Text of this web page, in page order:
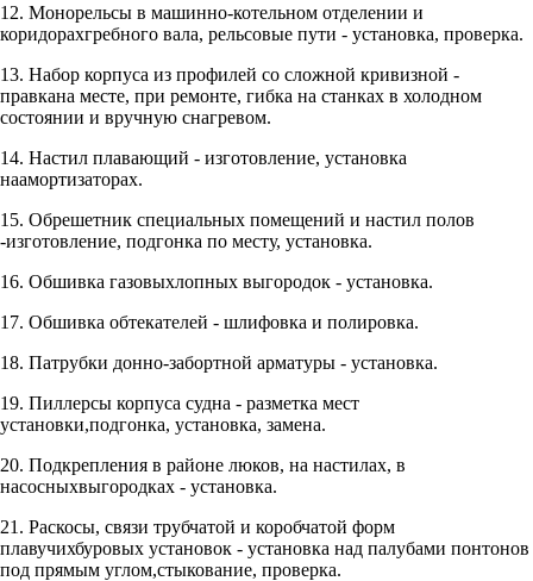
12. Монорельсы в машинно-котельном отделении и
коридорахгребного вала, рельсовые пути - установка, проверка.
13. Набор корпуса из профилей со сложной кривизной -
правкана месте, при ремонте, гибка на станках в холодном
состоянии и вручную снагревом.
14. Настил плавающий - изготовление, установка
наамортизаторах.
15. Обрешетник специальных помещений и настил полов
-изготовление, подгонка по месту, установка.
16. Обшивка газовыхлопных выгородок - установка.
17. Обшивка обтекателей - шлифовка и полировка.
18. Патрубки донно-забортной арматуры - установка.
19. Пиллерсы корпуса судна - разметка мест
установки,подгонка, установка, замена.
20. Подкрепления в районе люков, на настилах, в
насосныхвыгородках - установка.
21. Раскосы, связи трубчатой и коробчатой форм
плавучихбуровых установок - установка над палубами понтонов
под прямым углом,стыкование, проверка.